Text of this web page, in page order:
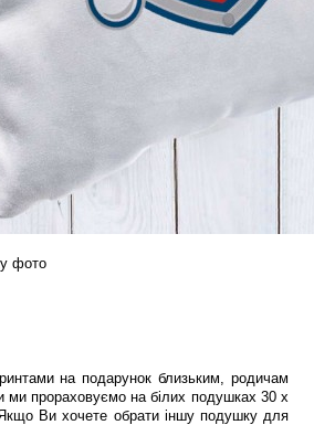
фото
на подарунок близьким, родичам
ми прораховуємо на білих подушках 30 х
Ви хочете обрати іншу подушку для